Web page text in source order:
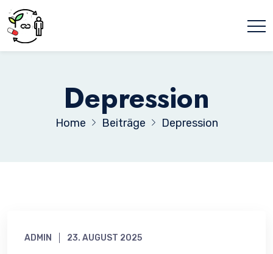
Depression
Home Beiträge Depression
ADMIN 23. AUGUST 2025